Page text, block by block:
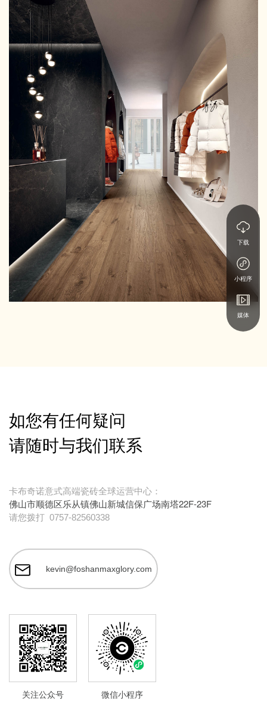
如您有任何疑问
请随时与我们联系
卡布奇诺意式高端瓷砖全球运营中心：
佛山市顺德区乐从镇佛山新城信保广场南塔22F-23F
请您拨打 0757-82560338
kevin@foshanmaxglory.com
关注公众号 微信小程序
下载
小程序
媒体